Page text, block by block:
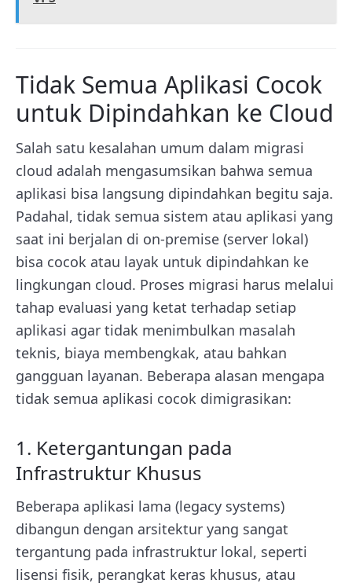
Tidak Semua Aplikasi Cocok
untuk Dipindahkan ke Cloud
Salah satu kesalahan umum dalam migrasi
cloud adalah mengasumsikan bahwa semua
aplikasi bisa langsung dipindahkan begitu saja.
Padahal, tidak semua sistem atau aplikasi yang
saat ini berjalan di on-premise (server lokal)
bisa cocok atau layak untuk dipindahkan ke
lingkungan cloud. Proses migrasi harus melalui
tahap evaluasi yang ketat terhadap setiap
aplikasi agar tidak menimbulkan masalah
teknis, biaya membengkak, atau bahkan
gangguan layanan. Beberapa alasan mengapa
tidak semua aplikasi cocok dimigrasikan:
1. Ketergantungan pada
Infrastruktur Khusus
Beberapa aplikasi lama (legacy systems)
dibangun dengan arsitektur yang sangat
tergantung pada infrastruktur lokal, seperti
lisensi fisik, perangkat keras khusus, atau